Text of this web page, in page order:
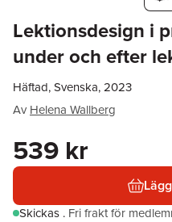
Lektionsdesign i
under och efter
Häftad, Svenska, 2023
Av Helena Wallberg
539 kr
Skickas . Fri frakt för